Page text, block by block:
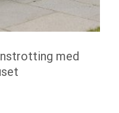
med